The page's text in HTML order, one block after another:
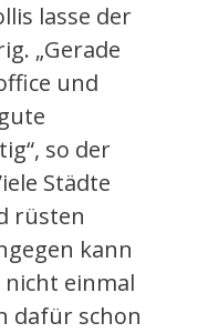
lasse der
„Gerade
und
so der
Städte
rüsten
kann
nicht einmal
dafür schon